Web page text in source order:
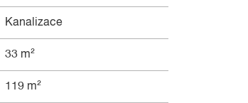
Kanalizace
33 m²
119 m²